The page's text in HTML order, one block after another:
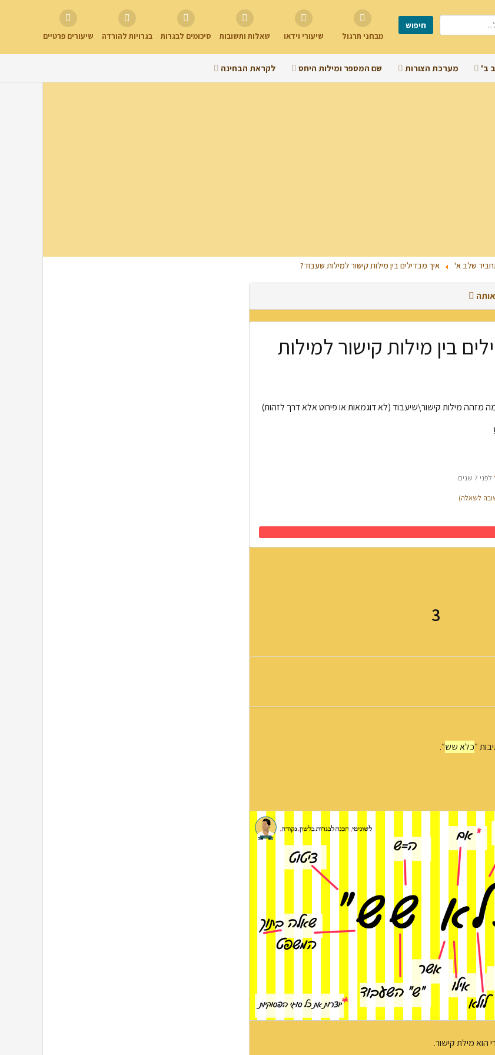
מבחני תרגול שיעורי וידאו שאלות ותשובות סיכומים לבגרות בגרויות להורדה שיעורים פרטיים
ב' מערכת הצורות שם המספר ומילות היחס לקראת הבחינה
שלב א' איך מבדילים בין מילות קישור למילות שעבוד?
פרסום שאלה חדשה
בין מילות קישור למילות
מזהה מילות קישור\שיעבוד (לא דוגמאות או פירוט אלא דרך לזהות)
לפני 7 שנים
לשאלה)
3
״כלא שש״.
מילת קישור.